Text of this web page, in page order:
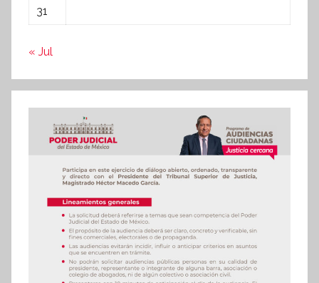
31
« Jul